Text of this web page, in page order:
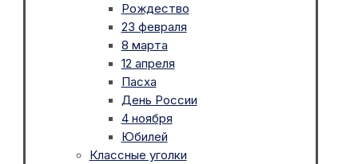
Рождество
23 февраля
8 марта
12 апреля
Пасха
День России
4 ноября
Юбилей
Классные уголки